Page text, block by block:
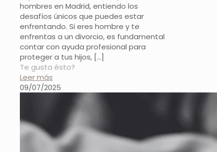
hombres en Madrid, entiendo los
desafíos únicos que puedes estar
enfrentando. Si eres hombre y te
enfrentas a un divorcio, es fundamental
contar con ayuda profesional para
proteger a tus hijos, […]
Te gusta ésto?
Leer más
09/07/2025